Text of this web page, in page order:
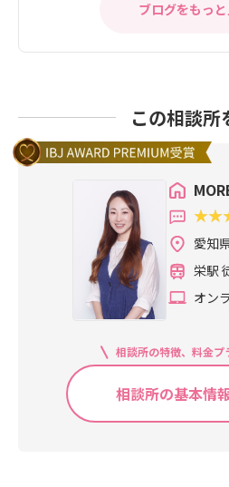
ブログをもっ
この相談所
愛知
栄駅
オン
相談所の特徴、料金プ
相談所の基本情